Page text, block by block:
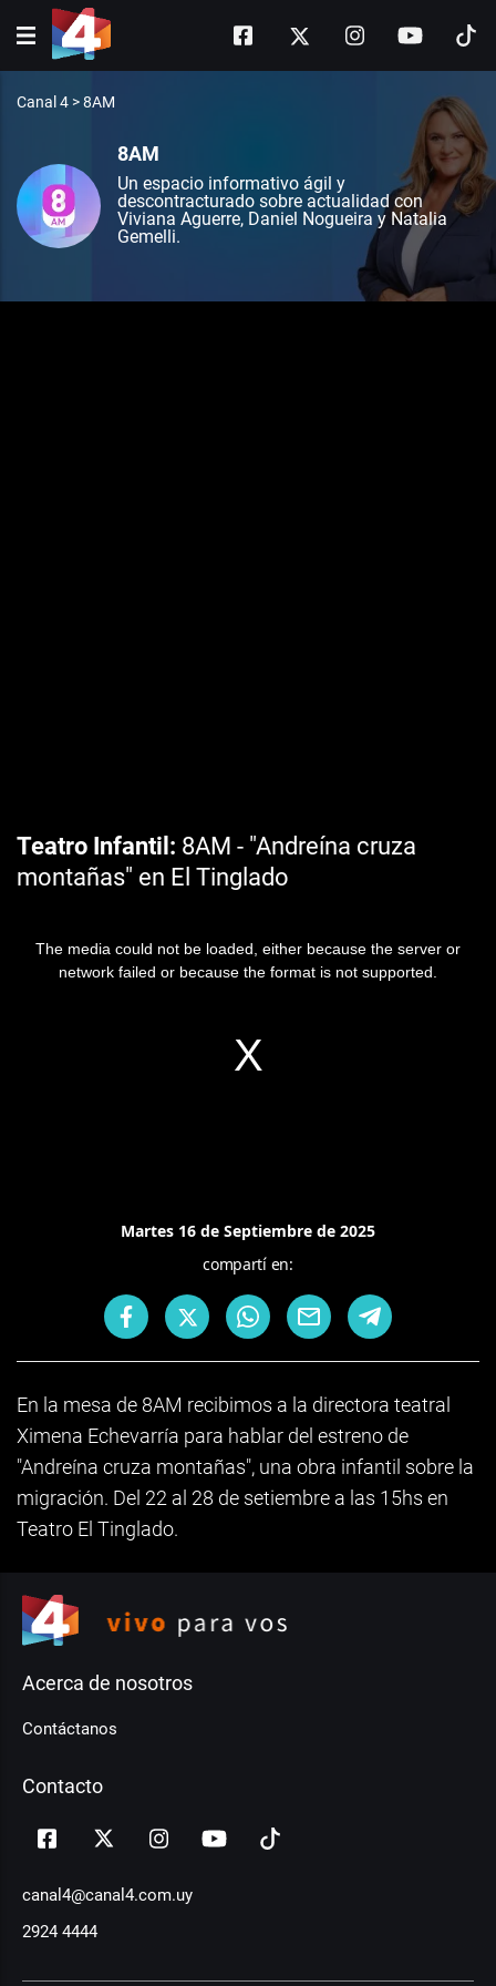
Canal 4 >8AM
8AM
Un espacio informativo ágil y
descontracturado sobre actualidad con
Viviana Aguerre, Daniel Nogueira y Natalia
Gemelli.
Teatro Infantil
8AM - "Andreína cruza
montañas" en El Tinglado
The media could not be loaded, either because the server or
network failed or because the format is not supported.
Martes 16 de Septiembre de 2025
compartí en:
En la mesa de 8AM recibimos a la directora teatral
Ximena Echevarría para hablar del estreno de
"Andreína cruza montañas", una obra infantil sobre la
migración. Del 22 al 28 de setiembre a las 15hs en
Teatro El Tinglado.
Acerca de nosotros
Contáctanos
Contacto
canal4@canal4.com.uy
2924 4444